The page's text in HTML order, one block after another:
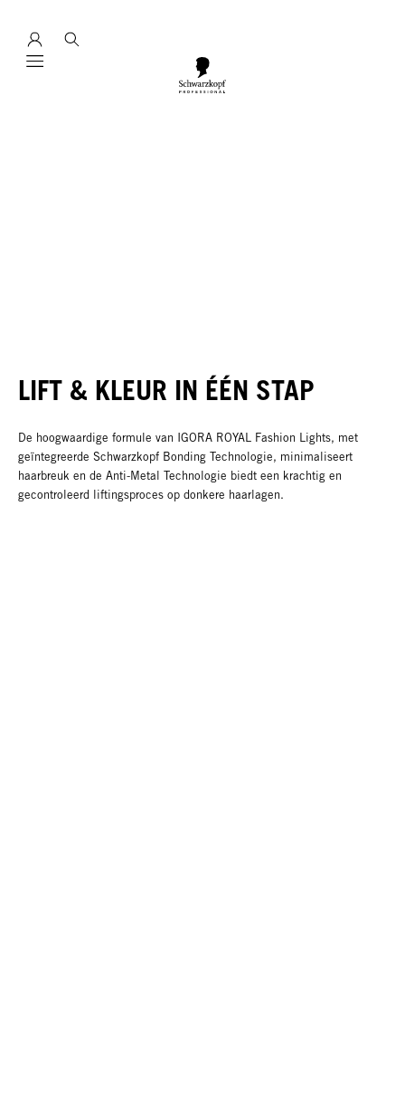
Mobile navigation
LIFT & KLEUR IN ÉÉN STAP
De hoogwaardige formule van IGORA ROYAL Fashion Lights, met
geïntegreerde Schwarzkopf Bonding Technologie, minimaliseert
haarbreuk en de Anti-Metal Technologie biedt een krachtig en
gecontroleerd liftingsproces op donkere haarlagen.